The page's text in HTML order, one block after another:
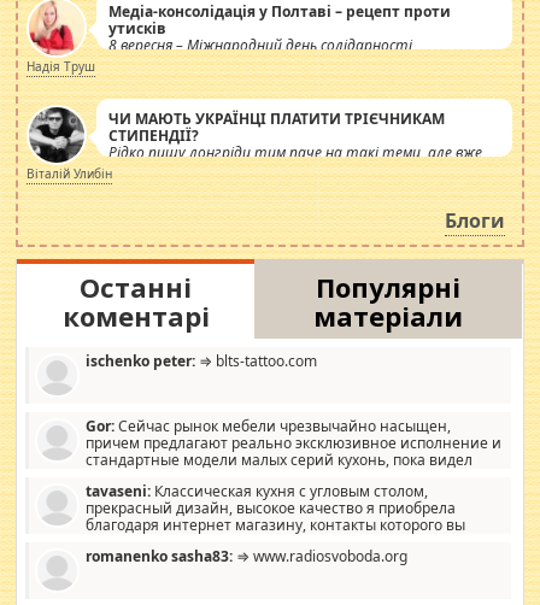
Медіа-консолідація у Полтаві – рецепт проти
утисків
8 вересня – Міжнародний день солідарності
журналістів.
Надія Труш
ЧИ МАЮТЬ УКРАЇНЦІ ПЛАТИТИ ТРІЄЧНИКАМ
СТИПЕНДІЇ?
Рідко пишу лонгріди тим паче на такі теми, але вже
просто дістало! Обурюють сьогоднішні інсенуації
навколо стипендіального питання. Штучно
роздувається ще одна соціальна катастрофа.
Віталій Улибін
Блоги
Останні
коментарі
Популярні
матеріали
ischenko peter: ⇒ blts-tattoo.com
Gor:Сейчас рынок мебели чрезвычайно насыщен,
причем предлагают реально эксклюзивное исполнение и
стандартные модели малых серий кухонь, пока видел
стандартные формы, в MebelOk, креативненько и что главное -
со вкусом все в порядке, без ненужных наворотов удорожающих
мебель, а это не последний фактор.
tavaseni: Классическая кухня с угловым столом,
прекрасный дизайн, высокое качество я приобрела
благодаря интернет магазину, контакты которого вы
romanenko sasha83: ⇒ www.radiosvoboda.org